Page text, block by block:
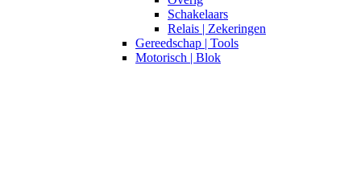
Schakelaars
Relais | Zekeringen
Gereedschap | Tools
Motorisch | Blok